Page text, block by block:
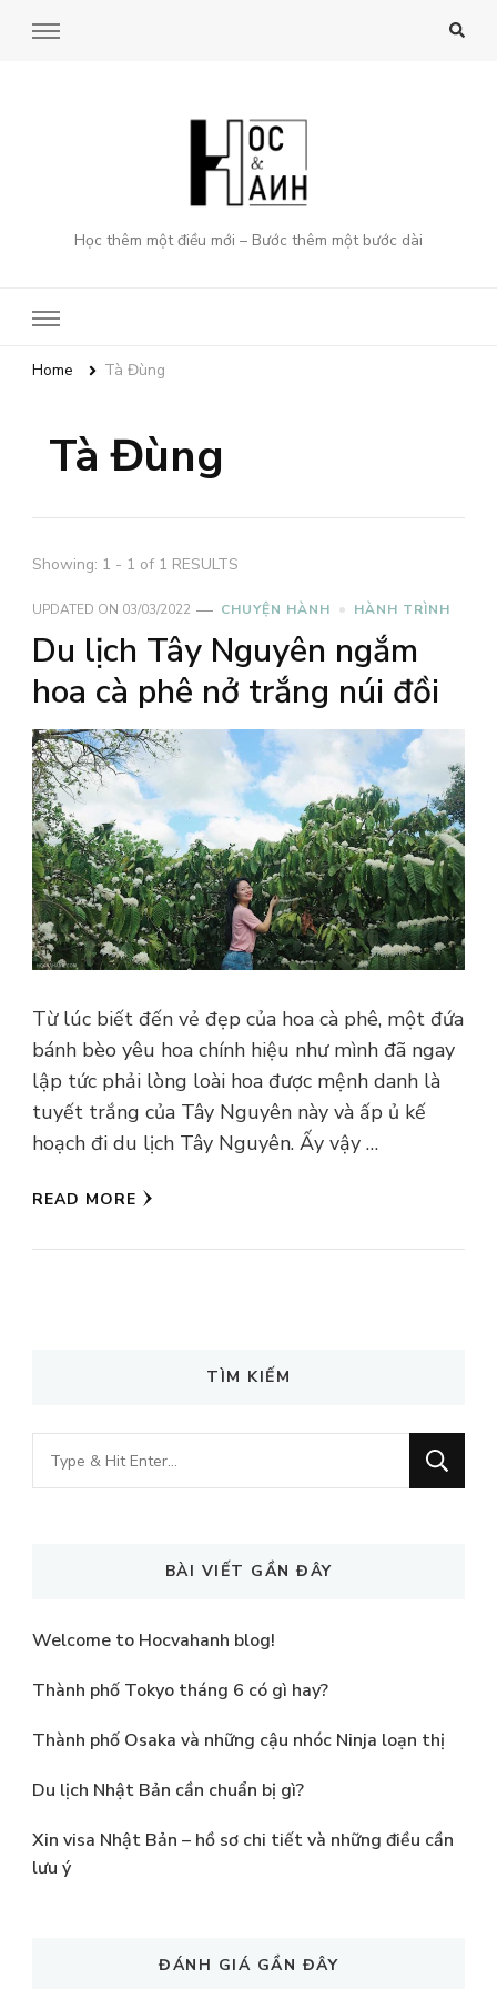
Học thêm một điều mới – Bước thêm một bước dài
Home Tà Đùng
Tà Đùng
Showing: 1 - 1 of 1 RESULTS
UPDATED ON 03/03/2022 CHUYỆN HÀNH HÀNH TRÌNH
Du lịch Tây Nguyên ngắm
hoa cà phê nở trắng núi đồi
Từ lúc biết đến vẻ đẹp của hoa cà phê, một đứa
bánh bèo yêu hoa chính hiệu như mình đã ngay
lập tức phải lòng loài hoa được mệnh danh là
tuyết trắng của Tây Nguyên này và ấp ủ kế
hoạch đi du lịch Tây Nguyên. Ấy vậy …
READ MORE
TÌM KIẾM
Looking
for
BÀI VIẾT GẦN ĐÂY
Welcome to Hocvahanh blog!
Thành phố Tokyo tháng 6 có gì hay?
Thành phố Osaka và những cậu nhóc Ninja loạn thị
Du lịch Nhật Bản cần chuẩn bị gì?
Xin visa Nhật Bản – hồ sơ chi tiết và những điều cần
lưu ý
ĐÁNH GIÁ GẦN ĐÂY